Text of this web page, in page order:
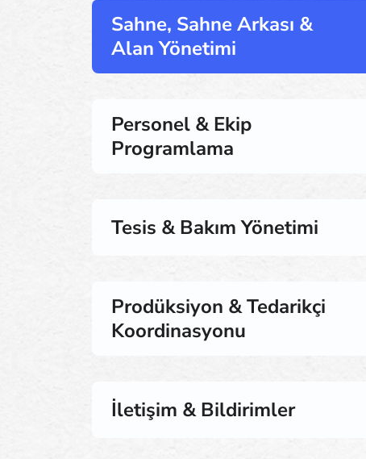
Sahne, Sahne Arkası &
Alan Yönetimi
Personel & Ekip
Programlama
Tesis & Bakım Yönetimi
Prodüksiyon & Tedarikçi
Koordinasyonu
İletişim & Bildirimler